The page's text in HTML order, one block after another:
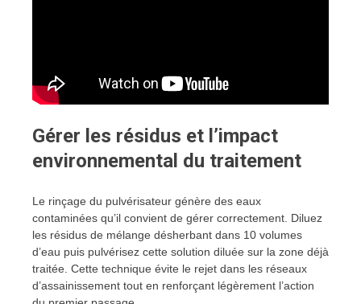
Gérer les résidus et l’impact
environnemental du traitement
Le rinçage du pulvérisateur génère des eaux
contaminées qu’il convient de gérer correctement. Diluez
les résidus de mélange désherbant dans 10 volumes
d’eau puis pulvérisez cette solution diluée sur la zone déjà
traitée. Cette technique évite le rejet dans les réseaux
d’assainissement tout en renforçant légèrement l’action